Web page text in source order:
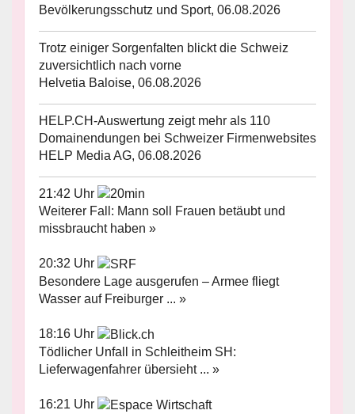
Bevölkerungsschutz und Sport, 06.08.2026
Trotz einiger Sorgenfalten blickt die Schweiz
zuversichtlich nach vorne
Helvetia Baloise, 06.08.2026
HELP.CH-Auswertung zeigt mehr als 110
Domainendungen bei Schweizer Firmenwebsites
HELP Media AG, 06.08.2026
21:42 Uhr
Weiterer Fall: Mann soll Frauen betäubt und
missbraucht haben »
20:32 Uhr
Besondere Lage ausgerufen – Armee fliegt
Wasser auf Freiburger ... »
18:16 Uhr
Tödlicher Unfall in Schleitheim SH:
Lieferwagenfahrer übersieht ... »
16:21 Uhr